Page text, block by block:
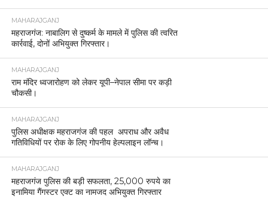
MAHARAJGANJ
महराजगंज: नाबालिग से दुष्कर्म के मामले में पुलिस की त्वरित
कार्रवाई, दोनों अभियुक्त गिरफ्तार।
MAHARAJGANJ
राम मंदिर ध्वजारोहण को लेकर यूपी–नेपाल सीमा पर कड़ी
चौकसी।
MAHARAJGANJ
पुलिस अधीक्षक महराजगंज की पहल अपराध और अवैध
गतिविधियों पर रोक के लिए गोपनीय हेल्पलाइन लॉन्च।
MAHARAJGANJ
महराजगंज पुलिस की बड़ी सफलता, 25,000 रुपये का
इनामिया गैंगस्टर एक्ट का नामजद अभियुक्त गिरफ्तार